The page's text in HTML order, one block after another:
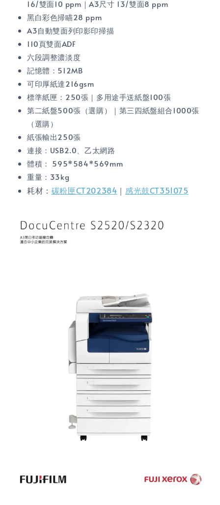
16/雙面10 ppm｜A3尺寸 13/雙面8 ppm
黑白彩色掃瞄28 ppm
A3自動雙面列印影印掃描
110頁雙面ADF
六段調整濃淡度
記憶體：512MB
可印厚紙達216gsm
標準紙匣：250張｜多用途手送紙盤100張
第二紙盤500張（選購）｜第三四紙盤組合1000張
（選購）
紙張輸出250張
連接：USB2.0、乙太網路
體積： 595*584*569mm
重量：33kg
耗材： 碳粉匣CT202384 ｜ 感光鼓CT351075